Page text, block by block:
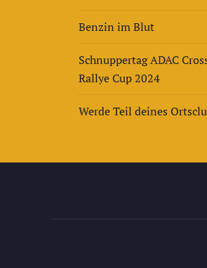
Benzin im Blut
Schnuppertag ADAC
Rallye Cup 2024
Werde Teil deines